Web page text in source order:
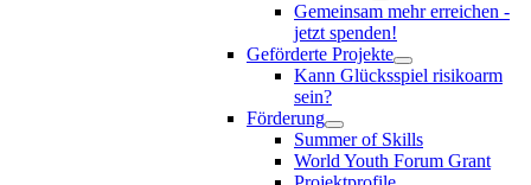
Gemeinsam mehr erreichen -
jetzt spenden!
Geförderte Projekte
Kann Glücksspiel risikoarm
sein?
Förderung
Summer of Skills
World Youth Forum Grant